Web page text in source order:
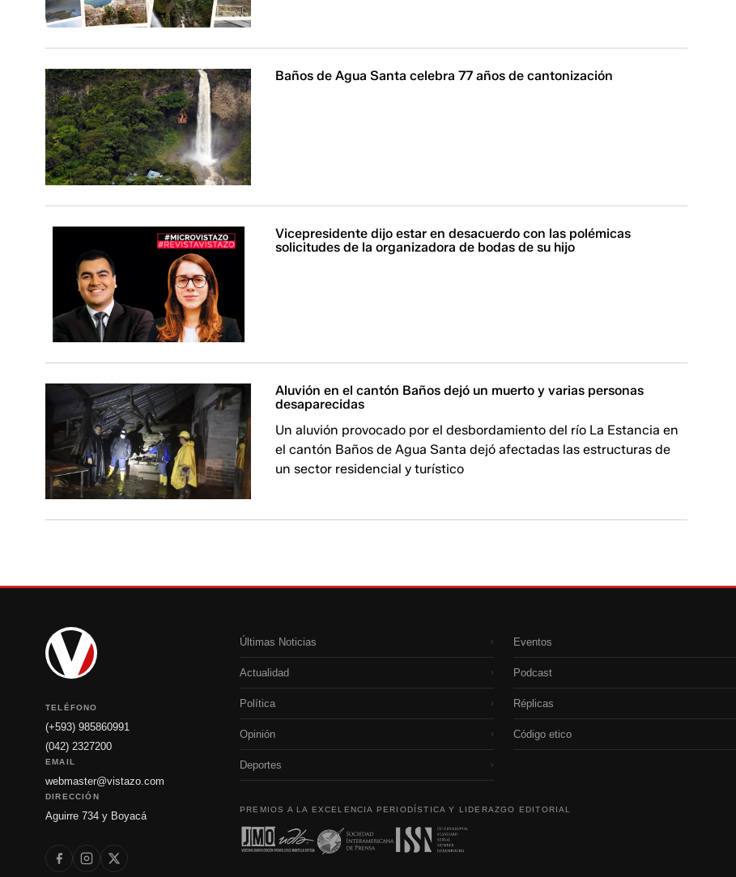
Baños de Agua Santa celebra 77 años de cantonización
Vicepresidente dijo estar en desacuerdo con las polémicas
solicitudes de la organizadora de bodas de su hijo
Aluvión en el cantón Baños dejó un muerto y varias personas
desaparecidas
Un aluvión provocado por el desbordamiento del río La Estancia en
el cantón Baños de Agua Santa dejó afectadas las estructuras de
un sector residencial y turístico
TELÉFONO
(+593) 985860991
(042) 2327200
EMAIL
webmaster@vistazo.com
DIRECCIÓN
Aguirre 734 y Boyacá
Últimas Noticias ›
Actualidad ›
Política ›
Opinión ›
Deportes ›
Eventos
Podcast
Réplicas
Código etico
PREMIOS A LA EXCELENCIA PERIODÍSTICA Y LIDERAZGO EDITORIAL